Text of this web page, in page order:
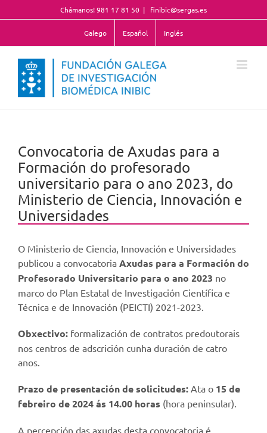
to
Chámanos! 981 17 81 50 | finibic@sergas.es
Galego Español Inglés
Convocatoria de Axudas para a
Formación do profesorado
universitario para o ano 2023, do
Ministerio de Ciencia, Innovación e
Universidades
O Ministerio de Ciencia, Innovación e Universidades
publicou a convocatoria Axudas para a Formación do
Profesorado Universitario para o ano 2023 no
marco do Plan Estatal de Investigación Científica e
Técnica e de Innovación (PEICTI) 2021-2023.
Obxectivo: formalización de contratos predoutorais
nos centros de adscrición cunha duración de catro
anos.
Prazo de presentación de solicitudes: Ata o 15 de
febreiro de 2024 ás 14.00 horas (hora peninsular).
A percepción das axudas desta convocatoria é